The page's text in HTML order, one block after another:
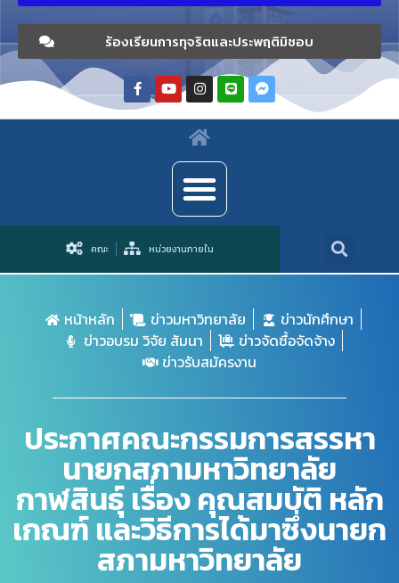
ร้องเรียนการทุจริตและประพฤติมิชอบ
คณะ หน่วยงานภายใน
หน้าหลัก ข่าวมหาวิทยาลัย
ข่าวนักศึกษา
ข่าวอบรม วิจัย สัมนา
ข่าวจัดซื้อจัดจ้าง
ข่าวรับสมัครงาน
ประกาศคณะกรรมการสรรหา
นายกสภามหาวิทยาลัย
กาฬสินธุ์ เรื่อง คุณสมบัติ หลัก
เกณฑ์ และวิธีการได้มาซึ่งนายก
สภามหาวิทยาลัย